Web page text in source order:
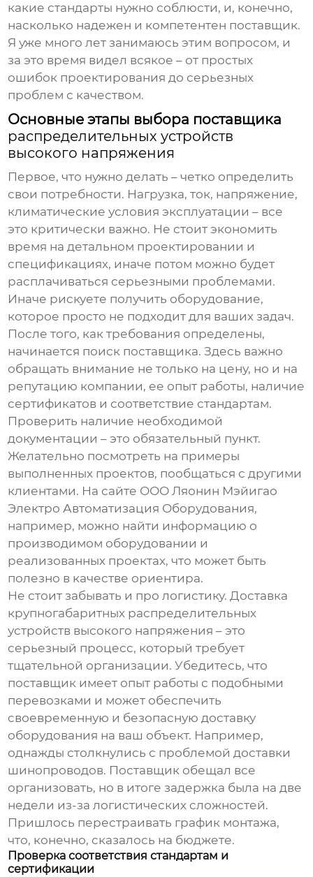
какие стандарты нужно соблюсти, и, конечно,
насколько надежен и компетентен поставщик.
Я уже много лет занимаюсь этим вопросом, и
за это время видел всякое – от простых
ошибок проектирования до серьезных
проблем с качеством.
Основные этапы выбора поставщика
распределительных устройств
высокого напряжения
Первое, что нужно делать – четко определить
свои потребности. Нагрузка, ток, напряжение,
климатические условия эксплуатации – все
это критически важно. Не стоит экономить
время на детальном проектировании и
спецификациях, иначе потом можно будет
расплачиваться серьезными проблемами.
Иначе рискуете получить оборудование,
которое просто не подходит для ваших задач.
После того, как требования определены,
начинается поиск поставщика. Здесь важно
обращать внимание не только на цену, но и на
репутацию компании, ее опыт работы, наличие
сертификатов и соответствие стандартам.
Проверить наличие необходимой
документации – это обязательный пункт.
Желательно посмотреть на примеры
выполненных проектов, пообщаться с другими
клиентами. На сайте ООО Ляонин Мэйигао
Электро Автоматизация Оборудования,
например, можно найти информацию о
производимом оборудовании и
реализованных проектах, что может быть
полезно в качестве ориентира.
Не стоит забывать и про логистику. Доставка
крупногабаритных распределительных
устройств высокого напряжения – это
серьезный процесс, который требует
тщательной организации. Убедитесь, что
поставщик имеет опыт работы с подобными
перевозками и может обеспечить
своевременную и безопасную доставку
оборудования на ваш объект. Например,
однажды столкнулись с проблемой доставки
шинопроводов. Поставщик обещал все
организовать, но в итоге задержка была на две
недели из-за логистических сложностей.
Пришлось перестраивать график монтажа,
что, конечно, сказалось на бюджете.
Проверка соответствия стандартам и
сертификации